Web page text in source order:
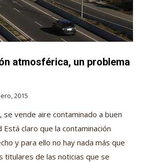
atmosférica, un problema
2015
vende aire contaminado a buen
claro que la contaminación
y para ello no hay nada más que
titulares de las noticias que se